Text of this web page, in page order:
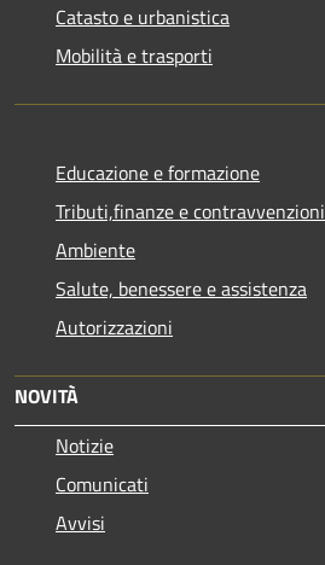
Catasto e urbanistica
Mobilità e trasporti
Educazione e formazione
Tributi,finanze e contravvenzioni
Ambiente
Salute, benessere e assistenza
Autorizzazioni
NOVITÀ
Notizie
Comunicati
Avvisi